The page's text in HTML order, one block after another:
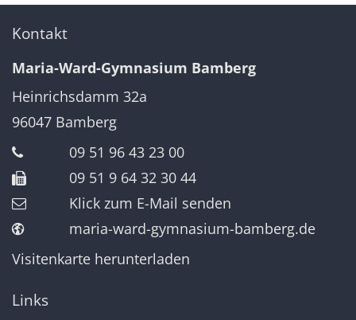
Kontakt
Maria-Ward-Gymnasium Bamberg
Heinrichsdamm 32a
96047 Bamberg
09 51 96 43 23 00
09 51 9 64 32 30 44
Klick zum E-Mail senden
maria-ward-gymnasium-bamberg.de
Visitenkarte herunterladen
Links